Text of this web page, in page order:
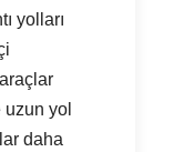
yolları
yol
daha